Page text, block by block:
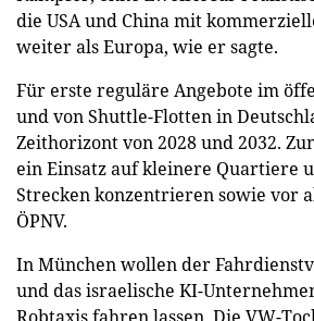
die USA und China mit
weiter als Europa, wie er sagte.
Für erste reguläre Angebote im
und von Shuttle-Flotten in
Zeithorizont von 2028 und 2032.
ein Einsatz auf kleinere Quartiere
Strecken konzentrieren sowie vor
ÖPNV.
In München wollen der
und das israelische KI-